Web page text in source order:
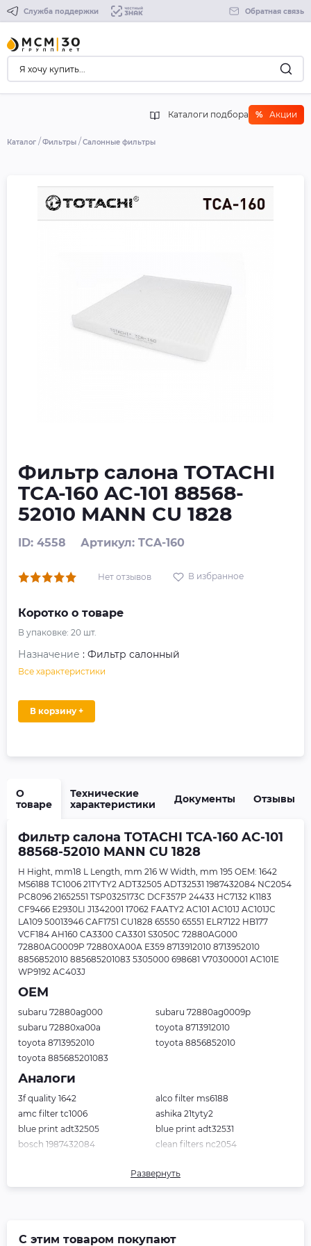
Служба поддержки Обратная связь
Каталоги подбора % Акции
Каталог Фильтры Салонные фильтры
Фильтр салона TOTACHI
TCA-160 AC-101 88568-
52010 MANN CU 1828
ID: 4558 Артикул: TCA-160
Нет отзывов В избранное
Коротко о товаре
В упаковке: 20 шт.
Назначение : Фильтр салонный
Все характеристики
В корзину +
О
товаре
Технические
характеристики
Документы Отзывы
Фильтр салона TOTACHI TCA-160 AC-101
88568-52010 MANN CU 1828
H Hight, mm18 L Length, mm 216 W Width, mm 195 OEM: 1642
MS6188 TC1006 21TYTY2 ADT32505 ADT32531 1987432084 NC2054
PC8096 21652551 TSP0325173C DCF357P 24433 HC7132 K1183
CF9466 E2930LI J1342001 17062 FAATY2 AC101 AC101J AC101JC
LA109 50013946 CAF1751 CU1828 65550 65551 ELR7122 HB177
VCF184 AH160 CA3300 CA3301 S3050C 72880AG000
72880AG0009P 72880XA00A E359 8713912010 8713952010
8856852010 885685201083 5305000 698681 V70300001 AC101E
WP9192 AC403J
OEM
subaru 72880ag000
subaru 72880ag0009p
subaru 72880xa00a
toyota 8713912010
toyota 8713952010
toyota 8856852010
toyota 885685201083
Аналоги
3f quality 1642
alco filter ms6188
amc filter tc1006
ashika 21tyty2
blue print adt32505
blue print adt32531
bosch 1987432084
clean filters nc2054
denso dcf357p
febi bilstein 24433
fil filter hc7132
hoffer 17062
japanparts faaty2
Развернуть
С этим товаром покупают